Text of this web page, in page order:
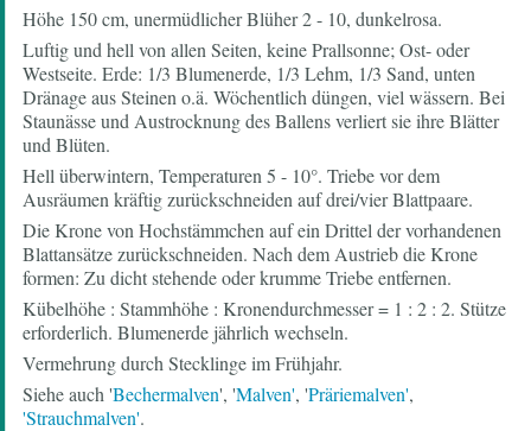
Höhe 150 cm, unermüdlicher Blüher 2 - 10, dunkelrosa.
Luftig und hell von allen Seiten, keine Prallsonne; Ost- oder
Westseite. Erde: 1/3 Blumenerde, 1/3 Lehm, 1/3 Sand, unten
Dränage aus Steinen o.ä. Wöchentlich düngen, viel wässern. Bei
Staunässe und Austrocknung des Ballens verliert sie ihre Blätter
und Blüten.
Hell überwintern, Temperaturen 5 - 10°. Triebe vor dem
Ausräumen kräftig zurückschneiden auf drei/vier Blattpaare.
Die Krone von Hochstämmchen auf ein Drittel der vorhandenen
Blattansätze zurückschneiden. Nach dem Austrieb die Krone
formen: Zu dicht stehende oder krumme Triebe entfernen.
Kübelhöhe : Stammhöhe : Kronendurchmesser = 1 : 2 : 2. Stütze
erforderlich. Blumenerde jährlich wechseln.
Vermehrung durch Stecklinge im Frühjahr.
Siehe auch 'Bechermalven', 'Malven', 'Präriemalven',
'Strauchmalven'.